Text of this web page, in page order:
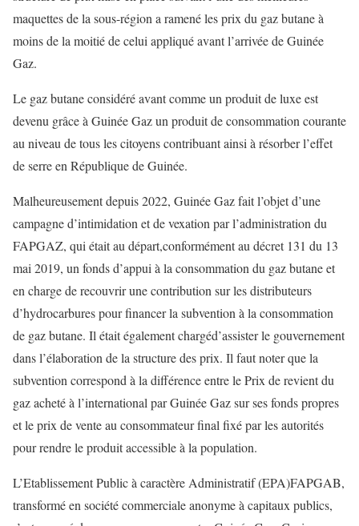
maquettes de la sous-région a ramené les prix du gazbutaneà
moins de la moitié de celui appliquéavant l’arrivée de Guinée
Gaz.
Le gaz butane considéré avant comme un produit de luxe est
devenu grâce à Guinée Gazun produit de consommation courante
au niveau de tous les citoyens contribuant ainsi à résorber l’effet
de serre en République de Guinée.
Malheureusement depuis 2022, Guinée Gaz fait l’objet d’une
campagne d’intimidation et de vexation par l’administration du
FAPGAZ, qui était au départ,conformément au décret 131 du 13
mai 2019, un fonds d’appui à la consommation du gazbutaneet
en charge de recouvrir une contribution sur les distributeurs
d’hydrocarbures pour financer la subvention à la consommation
de gazbutane. Il était également chargéd’assister le gouvernement
dansl’élaboration de la structure des prix. Il faut noter que la
subvention correspond à la différence entre le Prix de revient du
gaz acheté à l’international par Guinée Gaz sur ses fonds propres
et le prix de vente au consommateur final fixé par les autorités
pour rendre le produit accessible à la population.
L’EtablissementPublic à caractère Administratif (EPA)FAPGAB,
transformé en société commerciale anonyme à capitaux publics,